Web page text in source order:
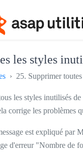
les styles
› 25. Supprimer
les styles inutilisés
corrige les problèmes
est expliqué par
d'erreur "Nombre de